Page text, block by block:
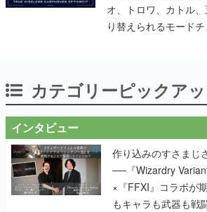
オ、トロワ、カトル
り替えられるモード
「お前を殺す」「死
カテゴリーピックア
インタビュー
作り込みのすさまじ
──『Wizardry
×『FFXI』コラボが
もキャラも武器も戦